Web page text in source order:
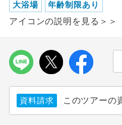
大浴場 年齢制限あり
アイコンの説明を見る＞＞
資料請求 このツアーの
航空会社指定
利用航空会
画にとても
す。
おひとり様バ
おひとり様